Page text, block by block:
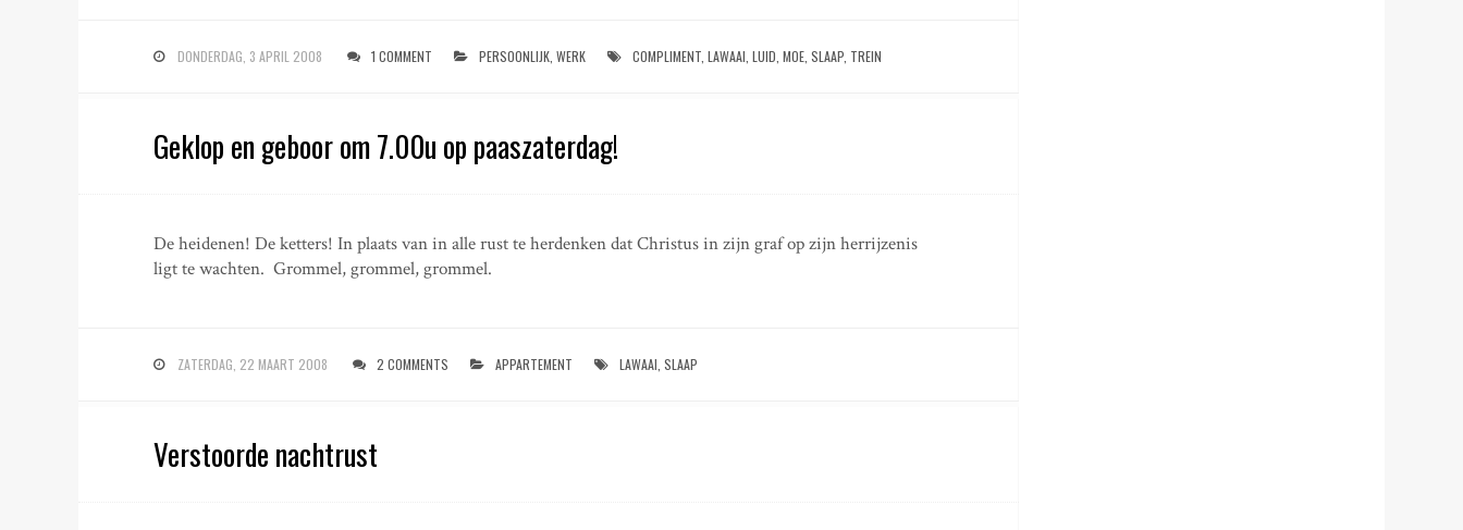
DONDERDAG, 3 APRIL 2008 1 COMMENT PERSOONLIJK ,WERK COMPLIMENT ,LAWAAI ,LUID ,MOE ,SLAAP TREIN
Geklop en geboor om 7.00u op paaszaterdag!
De heidenen! De ketters! In plaats van in alle rust te herdenken dat Christus in zijn graf op zijn herrijzenis
ligt te wachten. Grommel, grommel, grommel.
ZATERDAG, 22 MAART 2008 2 COMMENTS APPARTEMENT LAWAAI ,SLAAP
Verstoorde nachtrust